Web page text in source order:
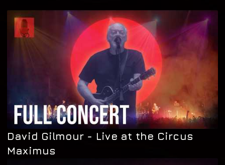
David Gilmour - Live at the Circus
Maximus